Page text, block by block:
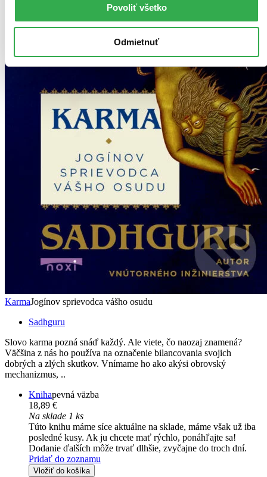
Povoliť všetko
Odmietnuť
KarmaJogínov sprievodca vášho osudu
Sadhguru
Slovo karma pozná snáď každý. Ale viete, čo naozaj znamená?
Väčšina z nás ho používa na označenie bilancovania svojich
dobrých a zlých skutkov. Vnímame ho ako akýsi obrovský
mechanizmus, ..
Knihapevná väzba
18,89 €
Na sklade 1 ks
Túto knihu máme síce aktuálne na sklade, máme však už iba
posledné kusy. Ak ju chcete mať rýchlo, ponáhľajte sa!
Dodanie ďalších môže trvať dlhšie, zvyčajne do troch dní.
Pridať do zoznamu
Vložiť do košíka